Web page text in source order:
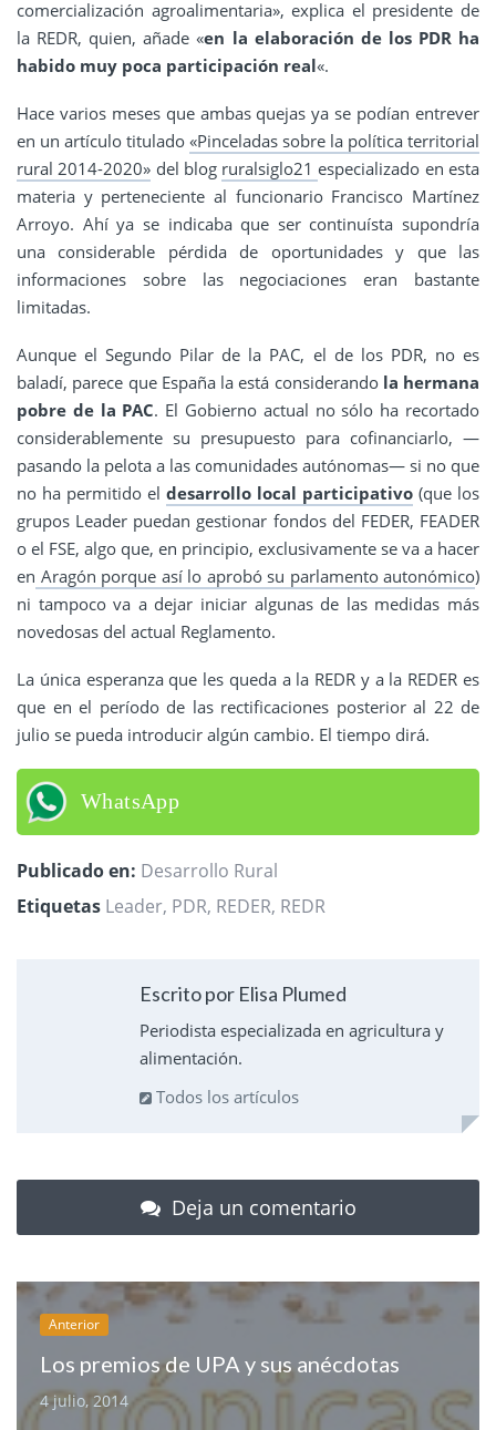
comercialización agroalimentaria», explica el presidente de
la REDR, quien, añade «en la elaboración de los PDR ha
habido muy poca participación real«.
Hace varios meses que ambas quejas ya se podían entrever
en un artículo titulado «Pinceladas sobre la política territorial
rural 2014-2020» del blog ruralsiglo21especializado en esta
materia y perteneciente al funcionario Francisco Martínez
Arroyo. Ahí ya se indicaba que ser continuísta supondría
una considerable pérdida de oportunidades y que las
informaciones sobre las negociaciones eran bastante
limitadas.
Aunque el Segundo Pilar de la PAC, el de los PDR, no es
baladí, parece que España la está considerandola hermana
pobre de la PAC. El Gobierno actual no sólo ha recortado
considerablemente su presupuesto para cofinanciarlo, —
pasando la pelota a las comunidades autónomas— si no que
no ha permitido el desarrollo local participativo (que los
grupos Leader puedan gestionar fondos del FEDER, FEADER
o el FSE, algo que, en principio, exclusivamente se va a hacer
en Aragón porque así lo aprobó su parlamento autonómico)
ni tampoco va a dejar iniciar algunas de las medidas más
novedosas del actual Reglamento.
La única esperanza que les queda a la REDR y a la REDER es
que en el período de las rectificaciones posterior al 22 de
julio se pueda introducir algún cambio. El tiempo dirá.
WhatsApp
Publicado en: Desarrollo Rural
Etiquetas Leader, PDR, REDER, REDR
Escrito por Elisa Plumed
Periodista especializada en agricultura y
alimentación.
Todos los artículos
Deja un comentario
Anterior
Los premios de UPA y sus anécdotas
4 julio, 2014